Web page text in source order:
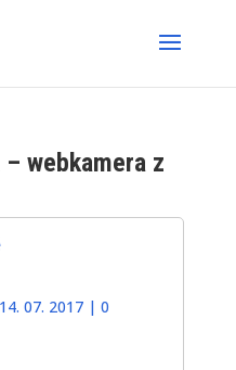
webkamera z
14. 07. 2017 |0